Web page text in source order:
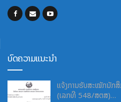
ບົດຄວາມແນະນຳ
ແຈ້ງການຮັບສະໝັກນັກ
(ເລກທີ 548/ສຕສ)…